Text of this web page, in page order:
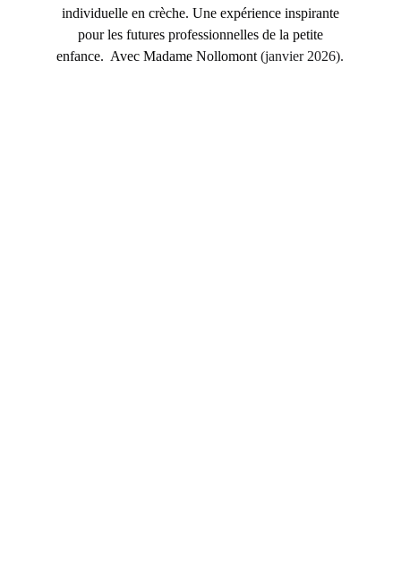
individuelle en crèche. Une expérience inspirante
pour les futures professionnelles de la petite
enfance. Avec Madame Nollomont(janvier 2026).